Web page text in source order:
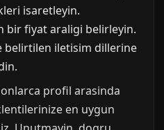
isaretleyin.
bir fiyat araligi belirleyin.
belirtilen iletisim dillerine
profil arasinda
en uygun